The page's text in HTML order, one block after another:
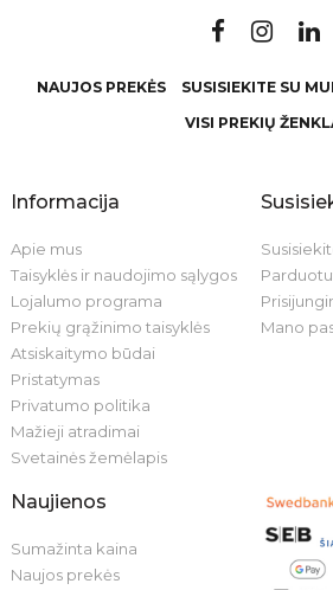
NAUJOS PREKĖS SUSISIEKITE SU
VISI PREKIŲ
Informacija
Apie mus
Taisyklės ir naudojimo sąlygos
Lojalumo programa
Prekių grąžinimo taisyklės
Atsiskaitymo būdai
Pristatymas
Privatumo politika
Mažieji atradimai
Svetainės žemėlapis
Mano
Naujienos
Sumažinta kaina
Naujos prekės